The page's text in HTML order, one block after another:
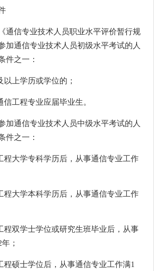
通信专业技术人员职业水平评价暂行规
加通信专业技术人员初级水平考试的人
件之一：
以上学历或学位的；
信工程专业应届毕业生。
加通信专业技术人员中级水平考试的人
件之一：
程大学专科学历后，从事通信专业工作
程大学本科学历后，从事通信专业工作
程双学士学位或研究生班毕业后，从事
；
程硕士学位后，从事通信专业工作满1